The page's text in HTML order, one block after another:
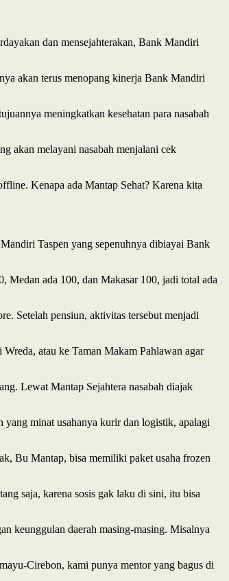
dan mensejahterakan, Bank Mandiri
akan terus menopang kinerja Bank Mandiri
meningkatkan kesehatan para nasabah
akan melayani nasabah menjalani cek
Kenapa ada Mantap Sehat? Karena kita
Taspen yang sepenuhnya dibiayai Bank
Medan ada 100, dan Makasar 100, jadi total ada
Setelah pensiun, aktivitas tersebut menjadi
atau ke Taman Makam Pahlawan agar
Lewat Mantap Sejahtera nasabah diajak
yang minat usahanya kurir dan logistik, apalagi
Bu Mantap, bisa memiliki paket usaha frozen
saja, karena sosis gak laku di sini, itu bisa
keunggulan daerah masing-masing. Misalnya
Cirebon, kami punya mentor yang bagus di